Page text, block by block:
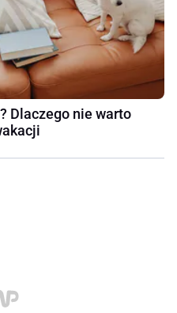
Dlaczego nie warto